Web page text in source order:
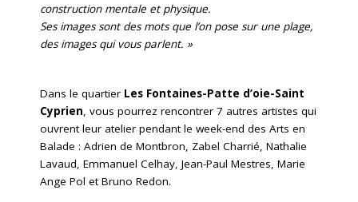
construction mentale et physique.
Ses images sont des mots que l’on pose sur une plage,
des images qui vous parlent. »
Dans le quartier Les Fontaines-Patte d’oie-Saint
Cyprien, vous pourrez rencontrer 7 autres artistes qui
ouvrent leur atelier pendant le week-end des Arts en
Balade : Adrien de Montbron, Zabel Charrié, Nathalie
Lavaud, Emmanuel Celhay, Jean-Paul Mestres, Marie
Ange Pol et Bruno Redon.